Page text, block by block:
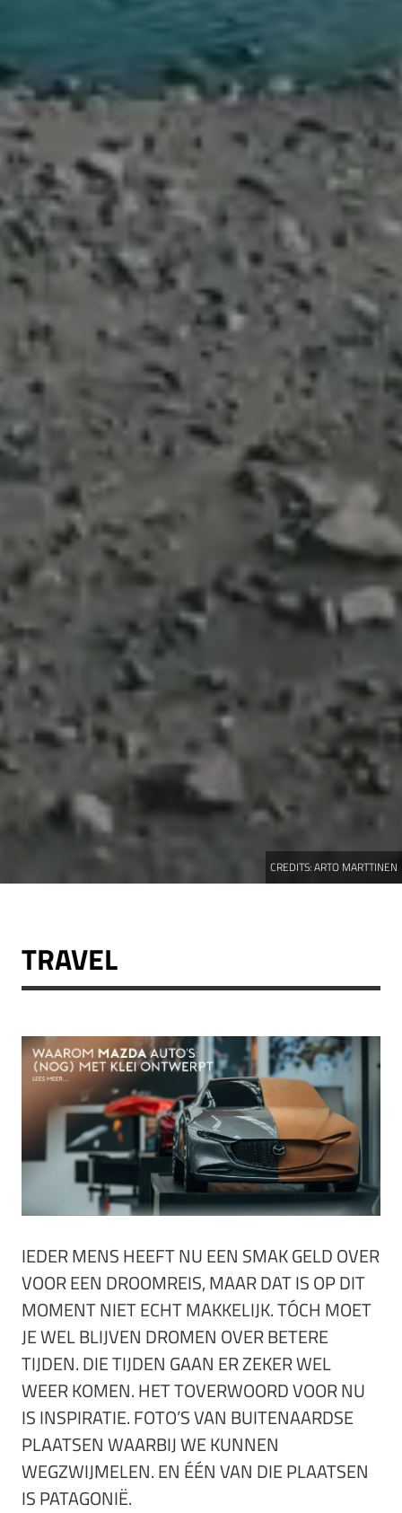
CREDITS:ARTO MARTTINEN
TRAVEL
IEDER MENS HEEFT NU EEN SMAK GELD OVER
VOOR EEN DROOMREIS, MAAR DAT IS OP DIT
MOMENT NIET ECHT MAKKELIJK. TÓCH MOET
JE WEL BLIJVEN DROMEN OVER BETERE
TIJDEN. DIE TIJDEN GAAN ER ZEKER WEL
WEER KOMEN. HET TOVERWOORD VOOR NU
IS INSPIRATIE. FOTO’S VAN BUITENAARDSE
PLAATSEN WAARBIJ WE KUNNEN
WEGZWIJMELEN. EN ÉÉN VAN DIE PLAATSEN
IS PATAGONIË.